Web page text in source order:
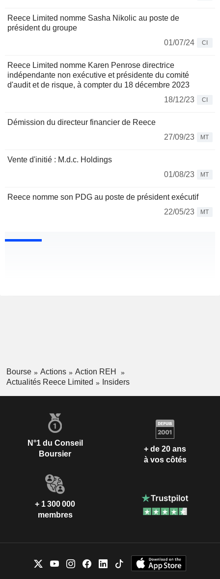
Reece Limited nomme Sasha Nikolic au poste de
président du groupe
01/07/24
CI
Reece Limited nomme Karen Penrose directrice
indépendante non exécutive et présidente du comité
d'audit et de risque, à compter du 18 décembre 2023
18/12/23
CI
Démission du directeur financier de Reece
27/09/23
MT
Vente d'initié : M.d.c. Holdings
01/08/23
MT
Reece nomme son PDG au poste de président exécutif
22/05/23
MT
Bourse Actions
Action REH
Actualités Reece Limited
Insiders
N°1 du Conseil
Boursier
+ de 20 ans
à vos côtés
+ 1 300 000
membres